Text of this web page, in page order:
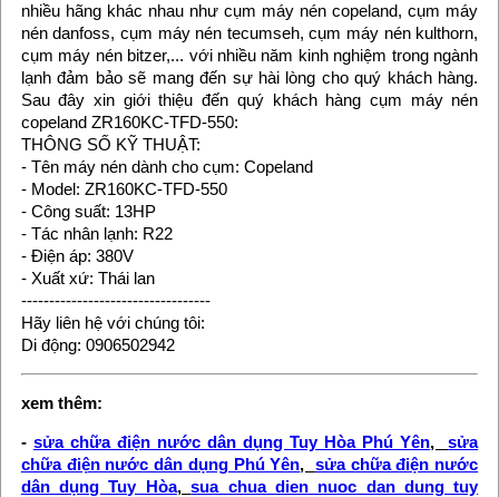
nhiều hãng khác nhau như cụm máy nén copeland, cụm máy
nén danfoss, cụm máy nén tecumseh, cụm máy nén kulthorn,
cụm máy nén bitzer,... với nhiều năm kinh nghiệm trong ngành
lạnh đảm bảo sẽ mang đến sự hài lòng cho quý khách hàng.
Sau đây xin giới thiệu đến quý khách hàng cụm máy nén
copeland ZR160KC-TFD-550:
THÔNG SỐ KỸ THUẬT:
- Tên máy nén dành cho cụm: Copeland
- Model: ZR160KC-TFD-550
- Công suất: 13HP
- Tác nhân lạnh: R22
- Điện áp: 380V
- Xuất xứ: Thái lan
----------------------------------
Hãy liên hệ với chúng tôi:
Di động: 0906502942
xem thêm:
- sửa chữa điện nước dân dụng Tuy Hòa Phú Yên,sửa
chữa điện nước dân dụng Phú Yên, sửa chữa điện nước
dân dụng Tuy Hòa,sua chua dien nuoc dan dung tuy